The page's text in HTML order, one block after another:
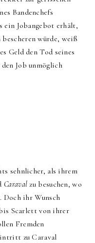
Bandenchefs
ein Jobangebot erhält,
würde, weiß
Geld den Tod seines
Job unmöglich
sehnlicher, als ihrem
Caraval zu besuchen, wo
Doch ihr Wunsch
Scarlett von ihrer
Fremden
zu Caraval